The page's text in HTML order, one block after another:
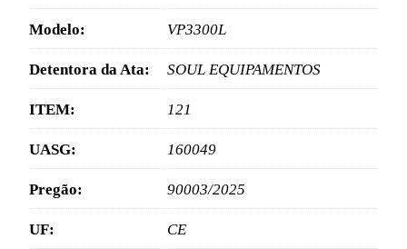
Modelo: VP3300L
Detentora da Ata: SOUL EQUIPAMENTOS
ITEM: 121
UASG: 160049
Pregão: 90003/2025
UF: CE